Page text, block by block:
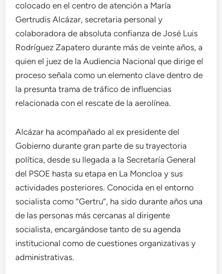
colocado en el centro de atención a María
Gertrudis Alcázar, secretaria personal y
colaboradora de absoluta confianza de José Luis
Rodríguez Zapatero durante más de veinte años, a
quien el juez de la Audiencia Nacional que dirige el
proceso señala como un elemento clave dentro de
la presunta trama de tráfico de influencias
relacionada con el rescate de la aerolínea.
Alcázar ha acompañado al ex presidente del
Gobierno durante gran parte de su trayectoria
política, desde su llegada a la Secretaría General
del PSOE hasta su etapa en La Moncloa y sus
actividades posteriores. Conocida en el entorno
socialista como “Gertru”, ha sido durante años una
de las personas más cercanas al dirigente
socialista, encargándose tanto de su agenda
institucional como de cuestiones organizativas y
administrativas.